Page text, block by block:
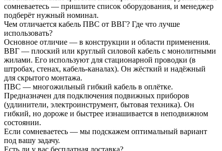
сомневаетесь — пришлите список оборудования, и менеджер
подберёт нужный номинал.
Чем отличается кабель ПВС от ВВГ? Где что лучше
использовать?
Основное отличие — в конструкции и области применения.
ВВГ — плоский или круглый силовой кабель с монолитными
жилами. Его используют для стационарной проводки (в
штробах, стенах, кабель-каналах). Он жёсткий и надёжный
для скрытого монтажа.
ПВС — многожильный гибкий кабель в оплётке.
Предназначен для подключения подвижных приборов
(удлинители, электроинструмент, бытовая техника). Он
гибкий, но дороже и быстрее изнашивается в неподвижном
состоянии.
Если сомневаетесь — мы подскажем оптимальный вариант
под вашу задачу.
Есть ли у вас бесплатная доставка?